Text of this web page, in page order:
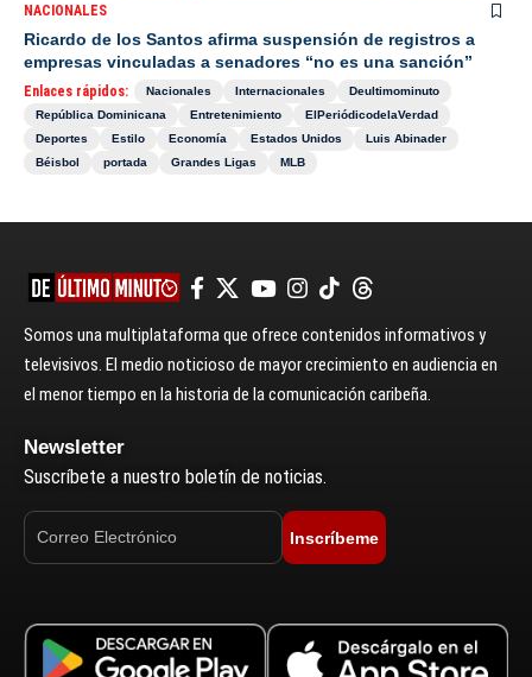
NACIONALES
Ricardo de los Santos afirma suspensión de registros a
empresas vinculadas a senadores “no es una sanción”
Enlaces rápidos: Nacionales Internacionales
Deultimominuto
República Dominicana
Entretenimiento
ElPeriódicodelaVerdad
Deportes
Estilo Economía Estados Unidos
Luis Abinader
Béisbol
portada Grandes Ligas MLB
Somos una multiplataforma que ofrece contenidos informativos y
televisivos. El medio noticioso de mayor crecimiento en audiencia en
el menor tiempo en la historia de la comunicación caribeña.
Newsletter
Suscríbete a nuestro boletín de noticias.
Inscríbeme